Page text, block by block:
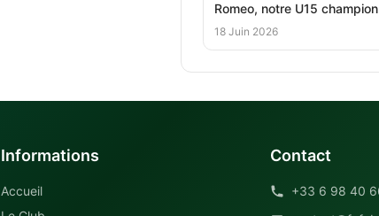
Romeo, notre U15
18 Juin 2026
Informations
Accueil
Contact
+33 6 98 40